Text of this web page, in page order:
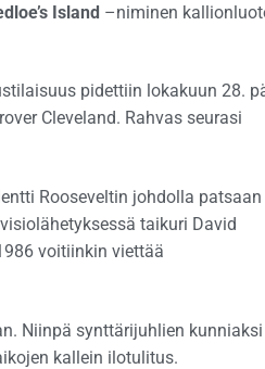
Island –niminen
pidettiin lokakuun 28.
Cleveland. Rahvas seurasi
Rooseveltin johdolla patsaan
taikuri David
voitiinkin viettää
Niinpä synttärijuhlien kunniaksi
kallein ilotulitus.